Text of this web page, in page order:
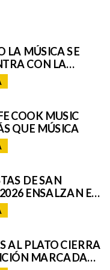
LA MÚSICA SE
CON LA
ASÍ SE VIVIÓ
REMIX DE
COOK MUSIC
QUE MÚSICA
DE SAN
ENSALZAN EL
Y LAS
DE TENERIFE
A SU ROMERÍA
AL PLATO CIERRA
MARCADA